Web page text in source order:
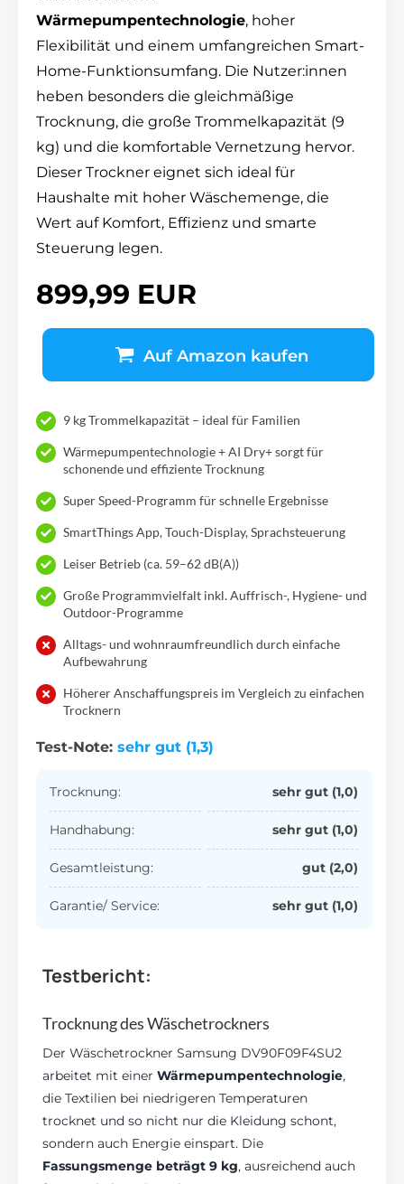
Wärmepumpentechnologie, hoher
Flexibilität und einem umfangreichen Smart-
Home-Funktionsumfang. Die Nutzer:innen
heben besonders die gleichmäßige
Trocknung, die große Trommelkapazität (9
kg) und die komfortable Vernetzung hervor.
Dieser Trockner eignet sich ideal für
Haushalte mit hoher Wäschemenge, die
Wert auf Komfort, Effizienz und smarte
Steuerung legen.
899,99 EUR
Auf Amazon kaufen
9 kg Trommelkapazität – ideal für Familien
Wärmepumpentechnologie + AI Dry+ sorgt für
schonende und effiziente Trocknung
Super Speed-Programm für schnelle Ergebnisse
SmartThings App, Touch-Display, Sprachsteuerung
Leiser Betrieb (ca. 59–62 dB(A))
Große Programmvielfalt inkl. Auffrisch-, Hygiene- und
Outdoor-Programme
Alltags- und wohnraumfreundlich durch einfache
Aufbewahrung
Höherer Anschaffungspreis im Vergleich zu einfachen
Trocknern
Test-Note: sehr gut (1,3)
Trocknung: sehr gut (1,0)
Handhabung: sehr gut (1,0)
Gesamtleistung: gut (2,0)
Garantie/ Service: sehrgut (1,0)
Testbericht:
Trocknung des Wäschetrockners
Der Wäschetrockner Samsung DV90F09F4SU2
arbeitet mit einerWärmepumpentechnologie,
die Textilien bei niedrigeren Temperaturen
trocknet und so nicht nur die Kleidung schont,
sondern auch Energie einspart. Die
Fassungsmenge beträgt 9 kg, ausreichend auch